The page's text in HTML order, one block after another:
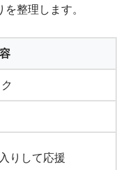
整理します。
りして応援